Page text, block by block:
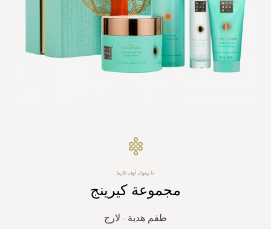
ذا ريتوال أوف كارما
مجموعة كيرينج
طقم هدية - لارج